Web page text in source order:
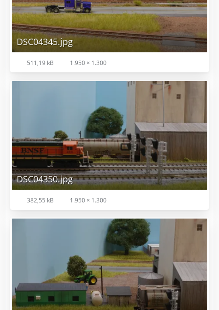
DSC04345.jpg
511,19 kB 1.950 × 1.300
DSC04350.jpg
382,55 kB 1.950 × 1.300